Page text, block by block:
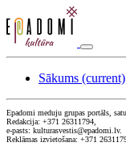
Sākums (current)
Epadomi meduju grupas portāls,
Redakcija: +371 26311794,
e-pasts: kulturasvestis@epadomi.lv.
Reklāmas izvietošana: +371